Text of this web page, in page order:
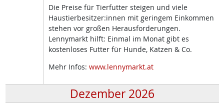
Die Preise für Tierfutter steigen und viele
Haustierbesitzer:innen mit geringem Einkommen
stehen vor großen Herausforderungen.
Lennymarkt hilft: Einmal im Monat gibt es
kostenloses Futter für Hunde, Katzen & Co.
Mehr Infos: www.lennymarkt.at
Dezember 2026